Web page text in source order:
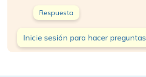
Respuesta
Inicie sesión para hacer preguntas